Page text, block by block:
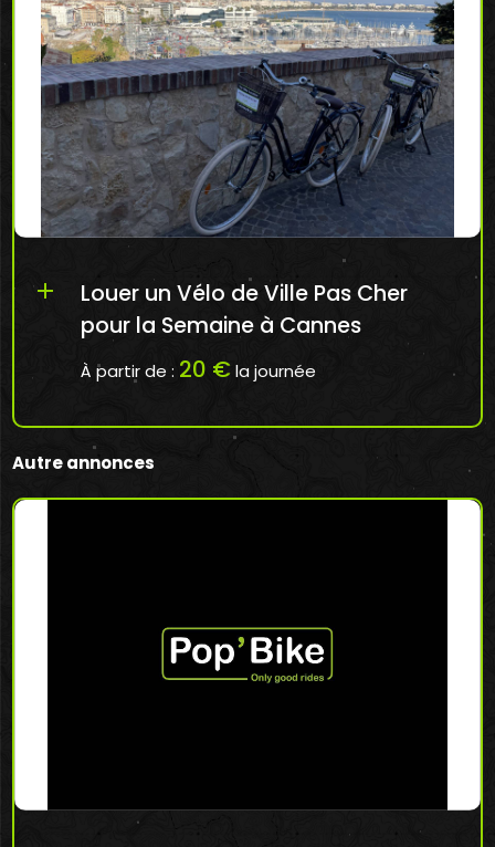
Louer un Vélo de Ville Pas Cher
pour la Semaine à Cannes
À partir de : 20 € la journée
add
Autre annonces